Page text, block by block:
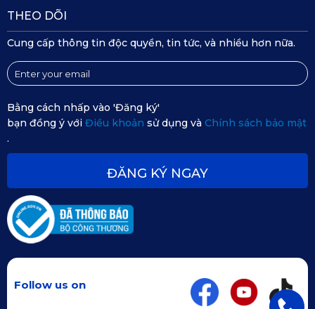
Rover Defender 90 2025
quy trình sản xuất tiên tiến của thế giới, đảm bảo thông số kỹ
thuật tuyệt đối cho từng sản phẩm.
THEO DÕI
Cung cấp thông tin độc quyền, tin tức, và nhiều hơn nữa.
Bằng cách nhấp vào 'Đăng ký'
bạn đồng ý với Điều khoản sử dụng và Chính sách bảo mật
.
ĐĂNG KÝ NGAY
Follow us on